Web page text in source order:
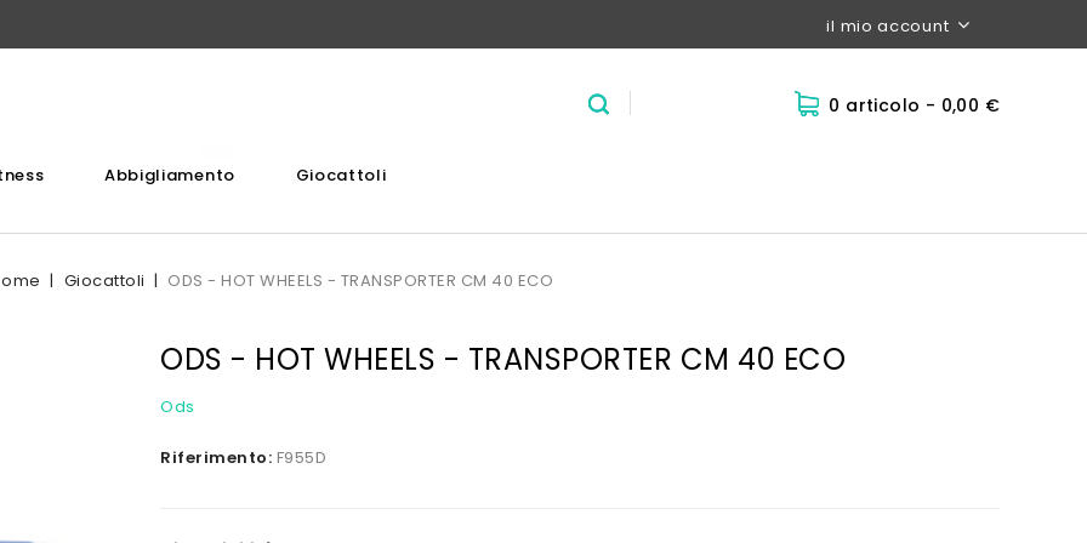
il mio account
0 articolo - 0,00 €
Abbigliamento Giocattoli
Giocattoli ODS - HOT WHEELS - TRANSPORTER CM 40 ECO
ODS - HOT WHEELS - TRANSPORTER CM 40 ECO
Ods
Riferimento: F955D